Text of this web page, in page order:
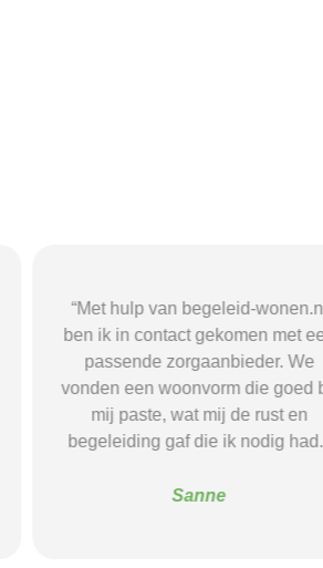
“Met hulp van begeleid-wonen.nl
ben ik in contact gekomen met
passende zorgaanbieder. We
vonden een woonvorm die goed
mij paste, wat mij de rust en
begeleiding gaf die ik nodig
Sanne